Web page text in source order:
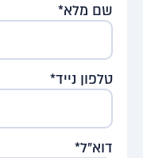
שם מלא*
טלפון נייד*
דוא"ל*